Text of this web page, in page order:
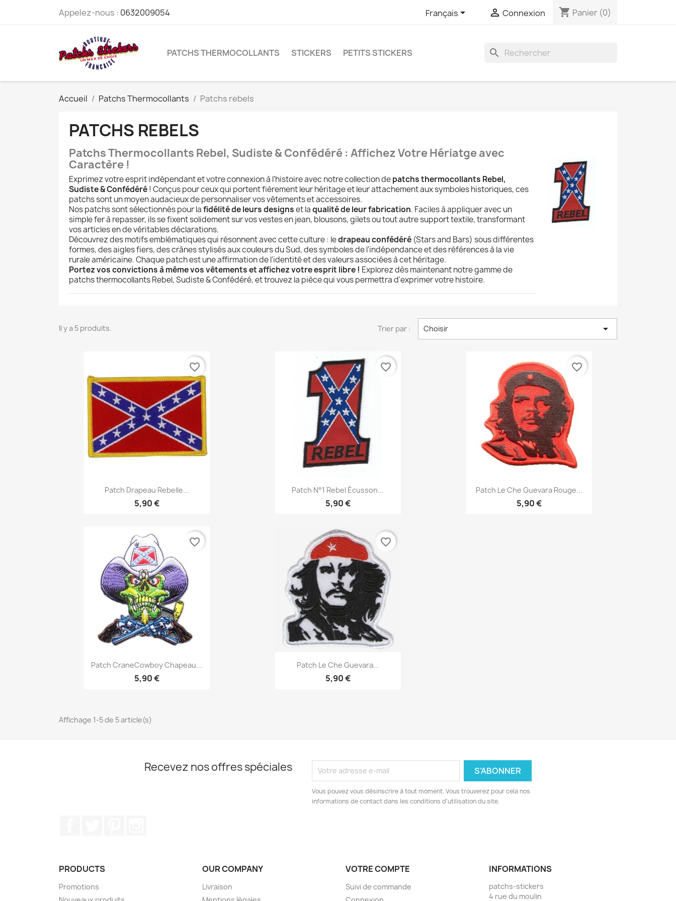
Appelez-nous : 0632009054 Français  Connexion shopping_cart Panier (0)
PATCHS THERMOCOLLANTS STICKERS PETITS STICKERS search
Accueil Patchs Thermocollants Patchs rebels
PATCHS REBELS
Patchs Thermocollants Rebel, Sudiste & Confédéré : Affichez Votre Hériatge avec
Caractère !
Exprimez votre esprit indépendant et votre connexion à l'histoire avec notre collection depatchs thermocollants Rebel,
Sudiste & Confédéré! Conçus pour ceux qui portent fièrement leur héritage et leur attachement aux symboles historiques, ces
patchs sont un moyen audacieux de personnaliser vos vêtements et accessoires.
Nos patchs sont sélectionnés pour lafidélité de leurs designset laqualité de leur fabrication. Faciles à appliquer avec un
simple fer à repasser, ils se fixent solidement sur vos vestes en jean, blousons, gilets ou tout autre support textile, transformant
vos articles en de véritables déclarations.
Découvrez des motifs emblématiques qui résonnent avec cette culture : ledrapeau confédéré (Stars and Bars) sous différentes
formes, des aigles fiers, des crânes stylisés aux couleurs du Sud, des symboles de l'indépendance et des références à la vie
rurale américaine. Chaque patch est une affirmation de l'identité et des valeurs associées à cet héritage.
Portez vos convictions à même vos vêtements et affichez votre esprit libre ! Explorez dès maintenant notre gamme de
patchs thermocollants Rebel, Sudiste & Confédéré, et trouvez la pièce qui vous permettra d'exprimer votre histoire.
Il y a 5 produits. Trier par : Choisir 
 Aperçu rapide
Patch Drapeau Rebelle...
5,90 €
favorite_border
Aperçu rapide
Patch N°1 Rebel Écusson...
5,90 €
favorite_border
Aperçu rapide
Patch Le Che Guevara Rouge...
5,90 €
favorite_border
Aperçu rapide
Patch CraneCowboy Chapeau...
5,90 €
favorite_border
Aperçu rapide
Patch Le Che Guevara...
5,90 €
favorite_border
Affichage 1-5 de 5 article(s)
Recevez nos offres spéciales
Vous pouvez vous désinscrire à tout moment. Vous trouverez pour cela nos
informations de contact dans les conditions d'utilisation du site.
PRODUCTS
Promotions
OUR COMPANY
Livraison
VOTRE COMPTE
Suivi de commande
INFORMATIONS
patchs-stickers
4 rue du moulin